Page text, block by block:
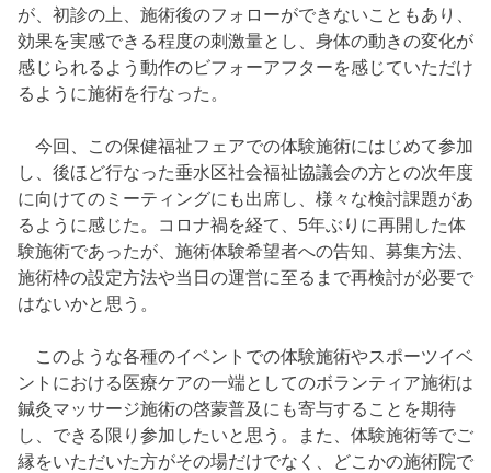
が、初診の上、施術後のフォローができないこともあり、
効果を実感できる程度の刺激量とし、身体の動きの変化が
感じられるよう動作のビフォーアフターを感じていただけ
るように施術を行なった。
今回、この保健福祉フェアでの体験施術にはじめて参加
し、後ほど行なった垂水区社会福祉協議会の方との次年度
に向けてのミーティングにも出席し、様々な検討課題があ
るように感じた。コロナ禍を経て、5年ぶりに再開した体
験施術であったが、施術体験希望者への告知、募集方法、
施術枠の設定方法や当日の運営に至るまで再検討が必要で
はないかと思う。
このような各種のイベントでの体験施術やスポーツイベ
ントにおける医療ケアの一端としてのボランティア施術は
鍼灸マッサージ施術の啓蒙普及にも寄与することを期待
し、できる限り参加したいと思う。また、体験施術等でご
縁をいただいた方がその場だけでなく、どこかの施術院で